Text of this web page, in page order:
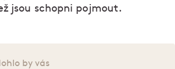
jsou schopni pojmout.
by vás